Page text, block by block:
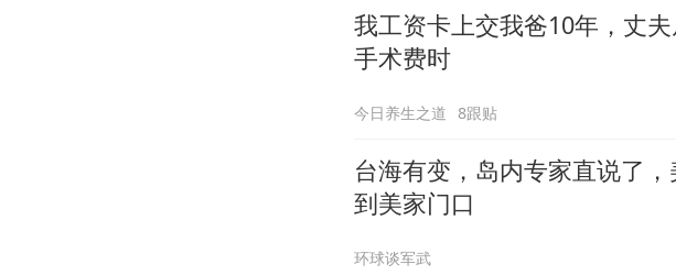
我工资卡上交我爸10年，丈
手术费时
今日养生之道 8跟贴
台海有变，岛内专家直说了
到美家门口
环球谈军武